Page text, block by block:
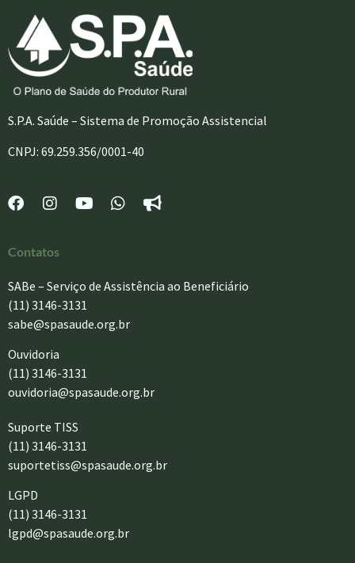
S.P.A. Saúde – Sistema de Promoção Assistencial
CNPJ: 69.259.356/0001-40
Contatos
SABe – Serviço de Assistência ao Beneficiário
(11) 3146-3131
sabe@spasaude.org.br
Ouvidoria
(11) 3146-3131
ouvidoria@spasaude.org.br
Suporte TISS
(11) 3146-3131
suportetiss@spasaude.org.br
LGPD
(11) 3146-3131
lgpd@spasaude.org.br